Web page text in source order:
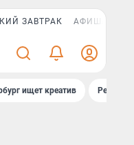
ЗАВТРАК АФИША PLUS
ищет креатив